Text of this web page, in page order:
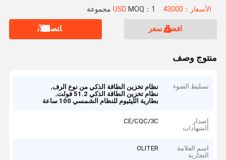
الأسعار：43000 USD MOQ：1 مجموعة
افضل سعر ﺎﺘﺼﻟ ﺍﻶﻧ
منتوج وصف
تسليط الضوء نظام تخزين الطاقة الذكي من نوع الرف,
نظام تخزين الطاقة الذكي 51.2 فولت
,
بطارية الليثيوم للنظام الشمسي 100 ساعة
إصدار
الشهادات
CE/CQC/3C
اسم العلامة
التجارية
OLITER